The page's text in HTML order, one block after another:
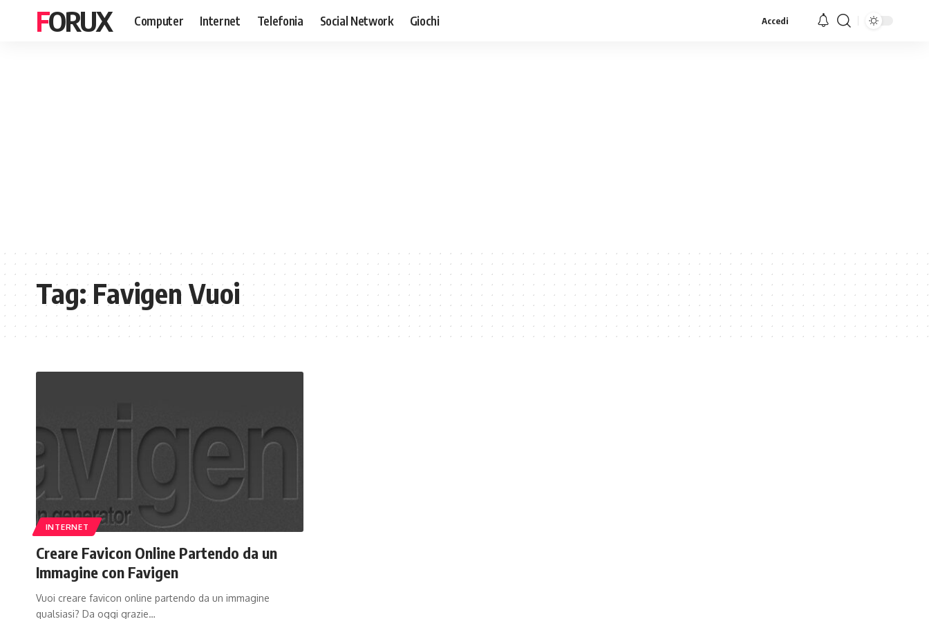
FORUX Computer Internet Telefonia Social Network Giochi Accedi
Tag:Favigen Vuoi
INTERNET
Creare Favicon Online Partendo da un
Immagine con Favigen
Vuoi creare favicon online partendo da un immagine
qualsiasi? Da oggi grazie…